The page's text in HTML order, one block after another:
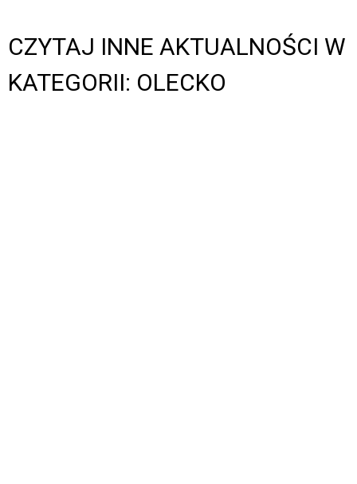
CZYTAJ INNE AKTUALNOŚCI W
KATEGORII: OLECKO